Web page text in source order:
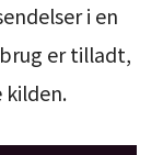
i en
er tilladt,
kilden.